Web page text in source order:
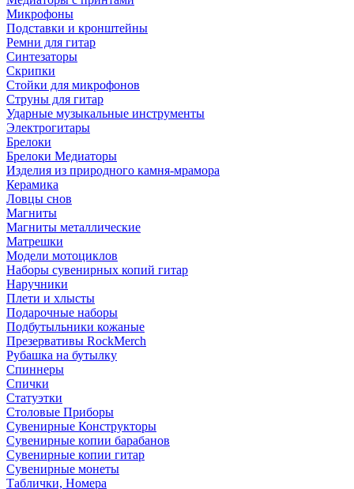
Микрофоны
Подставки и кронштейны
Ремни для гитар
Синтезаторы
Скрипки
Стойки для микрофонов
Струны для гитар
Ударные музыкальные инструменты
Электрогитары
Брелоки
Брелоки Медиаторы
Изделия из природного камня-мрамора
Керамика
Ловцы снов
Магниты
Магниты металлические
Матрешки
Модели мотоциклов
Наборы сувенирных копий гитар
Наручники
Плети и хлысты
Подарочные наборы
Подбутыльники кожаные
Презервативы RockMerch
Рубашка на бутылку
Спиннеры
Спички
Статуэтки
Столовые Приборы
Сувенирные Конструкторы
Сувенирные копии барабанов
Сувенирные копии гитар
Сувенирные монеты
Таблички, Номера